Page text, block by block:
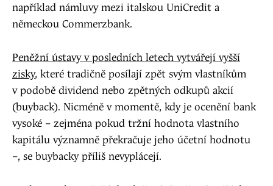
například námluvy mezi italskou UniCredit a
německou Commerzbank.
Peněžní ústavy v posledních letech vytvářejí vyšší
zisky, které tradičně posílají zpět svým vlastníkům
v podobě dividend nebo zpětných odkupů akcií
(buyback). Nicméně v momentě, kdy je ocenění bank
vysoké – zejména pokud tržní hodnota vlastního
kapitálu významně překračuje jeho účetní hodnotu
–, se buybacky příliš nevyplácejí.